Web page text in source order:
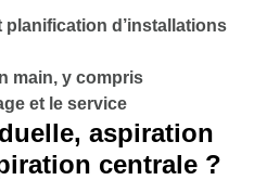
planification d’installations
main, y compris
et le service
aspiration
centrale ?